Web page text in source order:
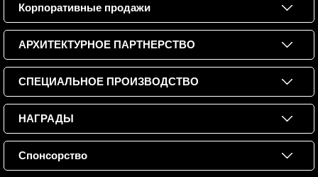
Корпоративные продажи
АРХИТЕКТУРНОЕ ПАРТНЕРСТВО
СПЕЦИАЛЬНОЕ ПРОИЗВОДСТВО
НАГРАДЫ
Спонсорство